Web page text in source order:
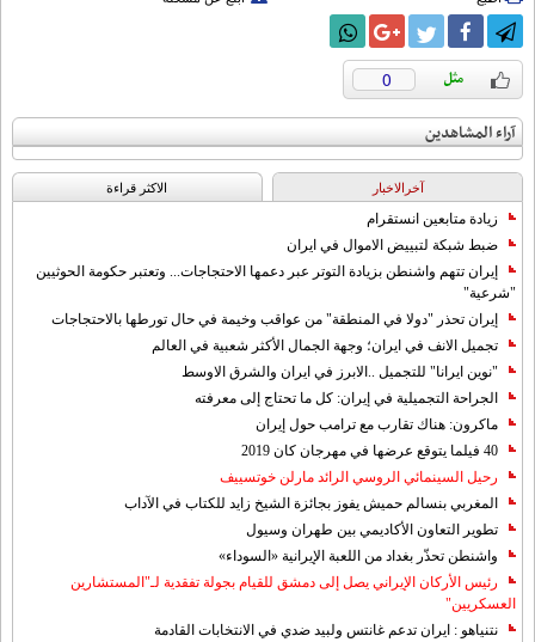
0
آراء المشاهدين
آخرالاخبار الاکثر قراءة
زيادة متابعين انستقرام
ضبط شبكة لتبييض الاموال في ايران
إيران تتهم واشنطن بزيادة التوتر عبر دعمها الاحتجاجات... وتعتبر حكومة الحوثيين
"شرعية"
إيران تحذر "دولا في المنطقة" من عواقب وخيمة في حال تورطها بالاحتجاجات
تجميل الانف في ايران؛ وجهة الجمال الأكثر شعبية في العالم
"نوين ايرانا" للتجميل ..الابرز في ايران والشرق الاوسط
الجراحة التجميلية في إيران: كل ما تحتاج إلى معرفته
ماكرون: هناك تقارب مع ترامب حول إيران
40 فيلما يتوقع عرضها في مهرجان كان 2019
رحيل السينمائي الروسي الرائد مارلن خوتسييف
المغربي بنسالم حميش يفوز بجائزة الشيخ زايد للكتاب في الآداب
تطوير التعاون الأكاديمي بين طهران وسيول
واشنطن تحذّر بغداد من اللعبة الإيرانية «السوداء»
رئيس الأركان الإيراني يصل إلى دمشق للقيام بجولة تفقدية لـ"المستشارين
العسكريين"
نتنياهو : ايران تدعم غانتس ولبيد ضدي في الانتخابات القادمة